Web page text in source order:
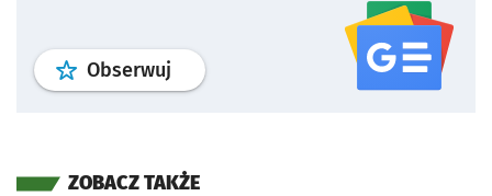
Obserwuj profil serwisu
ZOBACZ TAKŻE